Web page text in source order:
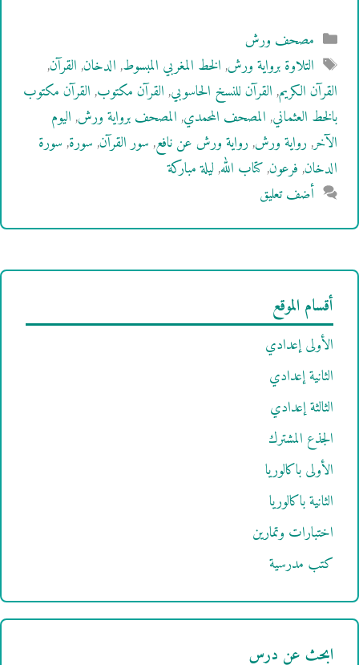
التصنيفات
مصحف ورش
الوسوم
التلاوة برواية ورش,الخط المغربي المبسوط,الدخان,القرآن,
القرآن الكريم,القرآن للنسخ الحاسوبي,القرآن مكتوب,القرآن مكتوب
بالخط العثماني,المصحف المحمدي,المصحف برواية ورش,اليوم
الآخر,رواية ورش,رواية ورش عن نافع,سور القرآن,سورة,سورة
الدخان,فرعون,كتاب الله,ليلة مباركة
أضف تعليق
أقسام الموقع
الأولى إعدادي
الثانية إعدادي
الثالثة إعدادي
الجذع المشترك
الأولى باكالوريا
الثانية باكالوريا
اختبارات وتمارين
كتب مدرسية
ابحث عن درس